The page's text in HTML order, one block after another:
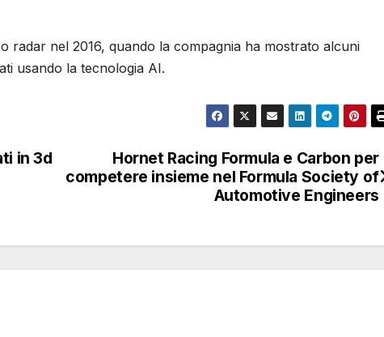
nel 2016, quando la compagnia ha mostrato alcuni
usando la tecnologia AI.
Hornet Racing Formula e Carbon per
competere insieme nel Formula Society of
Automotive Engineers
in 3d